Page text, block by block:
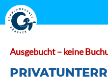
Zum
Inhalt
springen
Ausgebucht – keine